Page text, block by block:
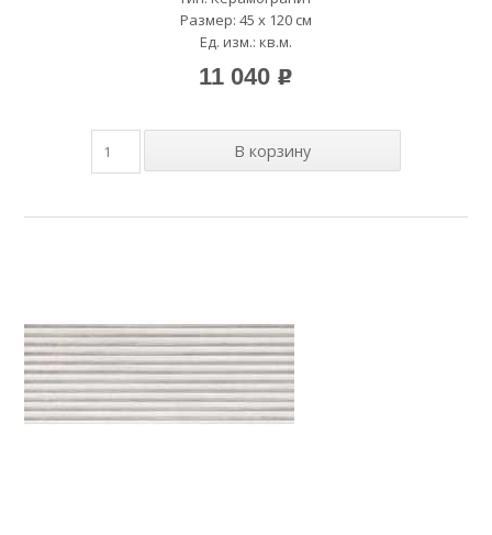
Размер: 45 x 120 см
Ед. изм.: кв.м.
11 040 p